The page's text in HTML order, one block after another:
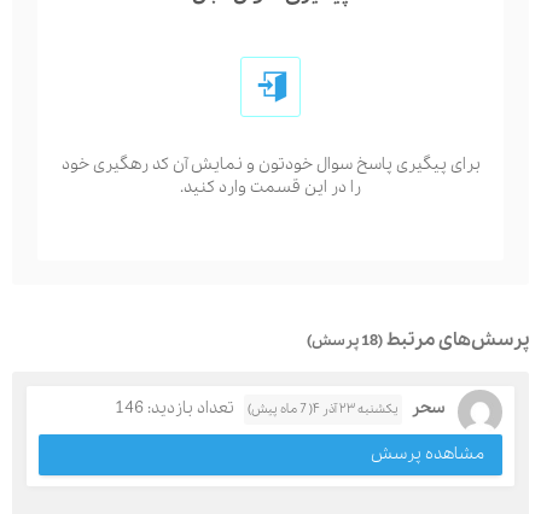
برای پیگیری پاسخ سوال خودتون و نمایش آن کد رهگیری خود
را در این قسمت وارد کنید.
پرسش‌های مرتبط(18 پرسش)
سحر یکشنبه ۲۳ آذر ۴( 7 ماه پیش)
تعداد بازدید: 146
مشاهده پرسش